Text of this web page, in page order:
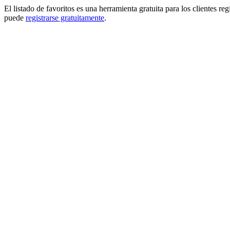
El listado de favoritos es una herramienta gratuita para los clientes
puede registrarse gratuitamente.